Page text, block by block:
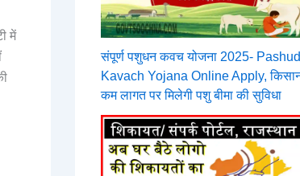
में
संपूर्ण पशुधन कवच योजना 2025-
Kavach Yojana Online Apply,
कम लागत पर मिलेगी पशु बीमा की सुविधा